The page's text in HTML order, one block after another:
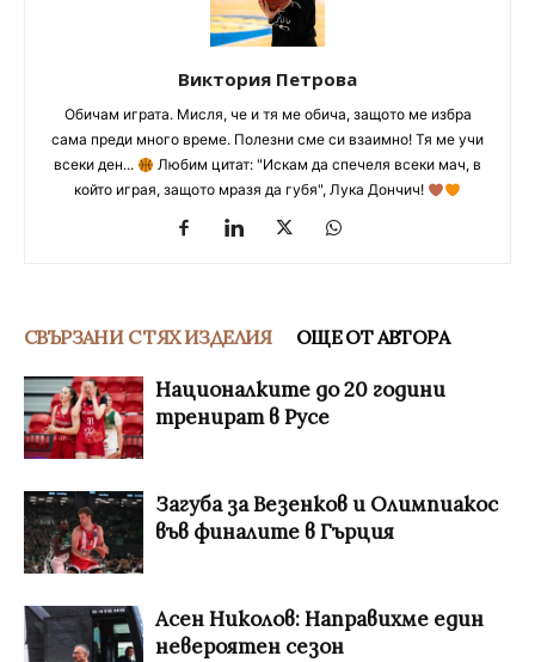
Виктория Петрова
Обичам играта. Мисля, че и тя ме обича, защото ме избра
сама преди много време. Полезни сме си взаимно! Тя ме учи
всеки ден...
Любим цитат: "Искам да спечеля всеки мач, в
който играя, защото мразя да губя", Лука Дончич!
СВЪРЗАНИ С ТЯХ ИЗДЕЛИЯ ОЩЕ ОТ АВТОРА
Националките до 20 години
тренират в Русе
Загуба за Везенков и Олимпиакос
във финалите в Гърция
Асен Николов: Направихме един
невероятен сезон